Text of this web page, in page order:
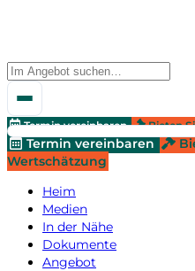
Termin vereinbaren Bieten
Termin vereinbaren
Wertschätzung
Heim
Medien
In der Nähe
Dokumente
Angebot